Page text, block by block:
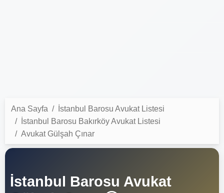
Ana Sayfa
İstanbul Barosu Avukat Listesi
İstanbul Barosu Bakırköy Avukat Listesi
Avukat Gülşah Çınar
İstanbul Barosu Avukat